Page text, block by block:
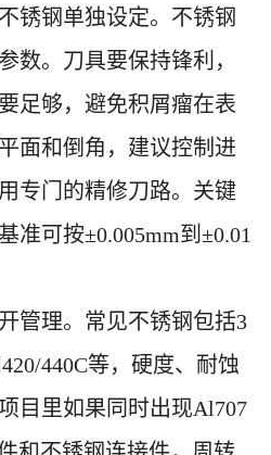
锈钢单独设定。不锈钢
数。刀具要保持锋利，
足够，避免积屑瘤在表
面和倒角，建议控制进
专门的精修刀路。关键
准可按±0.005mm到±0.01
管理。常见不锈钢包括3
440C等，硬度、耐蚀
目里如果同时出现Al707